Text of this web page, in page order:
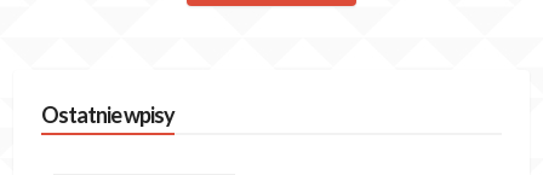
Ostatnie wpisy